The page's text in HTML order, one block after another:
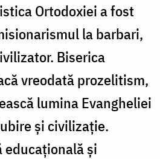
Ortodoxiei a fost
la barbari,
Biserica
vreodată prozelitism,
lumina Evangheliei
și civilizație.
educațională și